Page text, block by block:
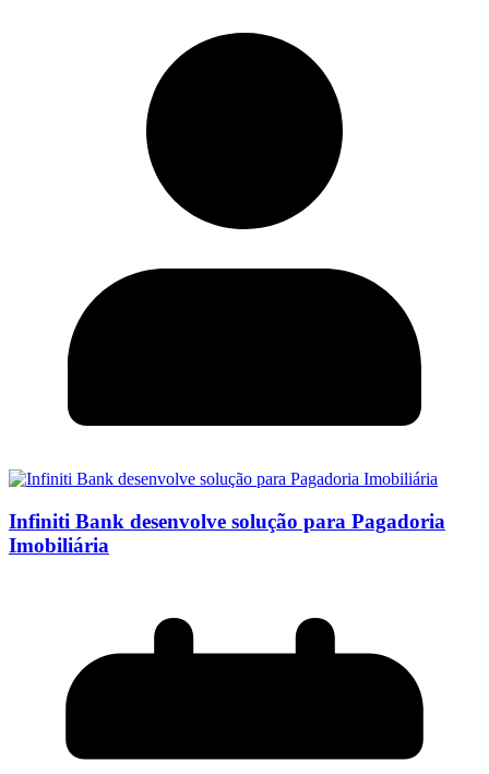
Infiniti Bank desenvolve solução para Pagadoria
Imobiliária